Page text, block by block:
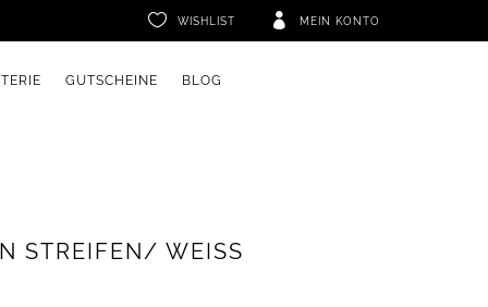
 WISHLIST  MEIN KONTO
GUTSCHEINE BLOG
STREIFEN/ WEISS